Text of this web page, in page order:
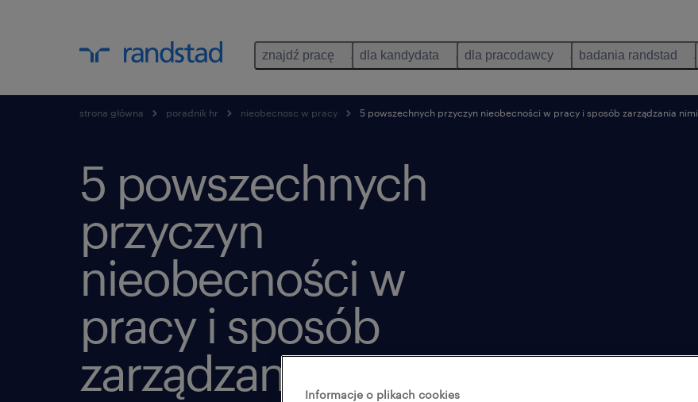
znajdź pracę dla kandydata dla pracodawcy badania randstad
strona główna poradnik hr nieobecnosc w pracy 5 powszechnych przyczyn nieobecności w pracy i sposób zarządzania nimi
5 powszechnych
przyczyn
nieobecności w
pracy i sposób
zarządzania nimi
Informacje o plikach cookies